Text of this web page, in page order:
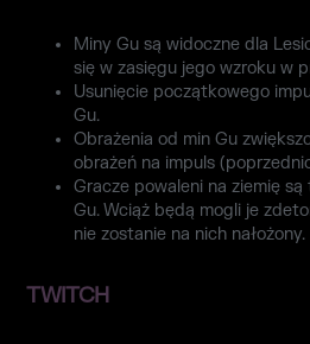
Miny Gu są widoczne dla
się w zasięgu jego wzroku w
Usunięcie początkowego
Gu.
Obrażenia od min Gu
obrażeń na impuls
Gracze powaleni na ziemię
Gu. Wciąż będą mogli je
nie zostanie na nich nałożony.
TWITCH